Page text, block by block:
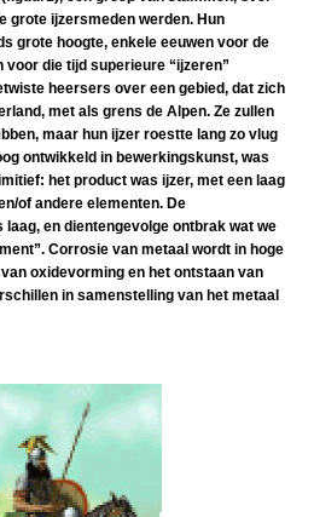
grote ijzersmeden werden. Hun
grote hoogte, enkele eeuwen voor de
voor die tijd superieure “ijzeren”
heersers over een gebied, dat zich
met als grens de Alpen. Ze zullen
maar hun ijzer roestte lang zo vlug
ontwikkeld in bewerkingskunst, was
het product was ijzer, met een laag
of andere elementen. De
en dientengevolge ontbrak wat we
Corrosie van metaal wordt in hoge
oxidevorming en het ontstaan van
in samenstelling van het metaal